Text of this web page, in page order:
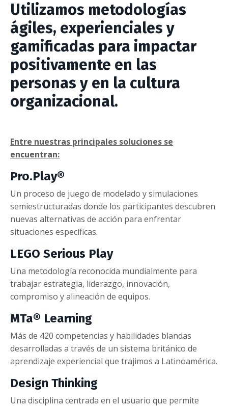
Utilizamos metodologías
ágiles, experienciales y
gamificadas para impactar
positivamente en las
personas y en la cultura
organizacional.
Entre nuestras principales soluciones se
encuentran:
Pro.Play®
Un proceso de juego de modelado y simulaciones
semiestructuradas donde los participantes descubren
nuevas alternativas de acción para enfrentar
situaciones específicas.
LEGO Serious Play
Una metodología reconocida mundialmente para
trabajar estrategia, liderazgo, innovación,
compromiso y alineación de equipos.
MTa® Learning
Más de 420 competencias y habilidades blandas
desarrolladas a través de un sistema británico de
aprendizaje experiencial que trajimos a Latinoamérica.
Design Thinking
Una disciplina centrada en el usuario que permite